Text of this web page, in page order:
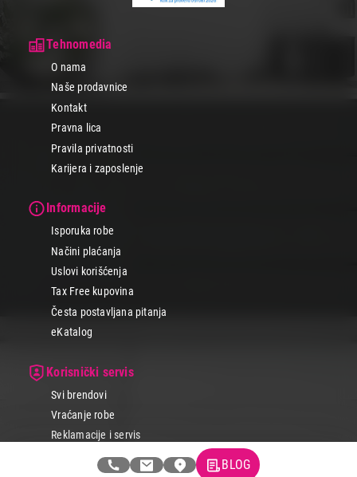
Tehnomedia
O nama
Naše prodavnice
Kontakt
Pravna lica
Pravila privatnosti
Karijera i zaposlenje
Informacije
Isporuka robe
Načini plaćanja
Uslovi korišćenja
Tax Free kupovina
Česta postavljana pitanja
eKatalog
Korisnički servis
Svi brendovi
Vraćanje robe
Reklamacije i servis
Pratite nas na društvenim mrežamaBLOG